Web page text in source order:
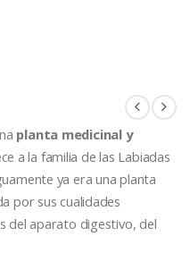
planta medicinal y
a la familia de las Labiadas
ya era una planta
por sus cualidades
del aparato digestivo, del